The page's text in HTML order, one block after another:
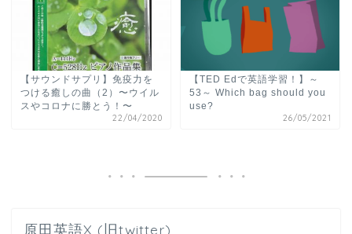
【サウンドサプリ】免疫力を
つける癒しの曲（2）〜ウイル
スやコロナに勝とう！〜
22/04/2020
【TED Edで英語学習！】～
53～ Which bag should you
use?
26/05/2021
原田英語X (旧twitter)